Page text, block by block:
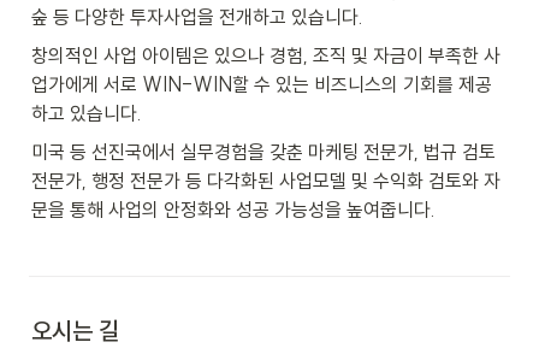
숲 등 다양한 투자사업을 전개하고 있습니다.
창의적인 사업 아이템은 있으나 경험, 조직 및 자금이 부족한 사
업가에게 서로 WIN-WIN할 수 있는 비즈니스의 기회를 제공
하고 있습니다.
미국 등 선진국에서 실무경험을 갖춘 마케팅 전문가, 법규 검토
전문가, 행정 전문가 등 다각화된 사업모델 및 수익화 검토와 자
문을 통해 사업의 안정화와 성공 가능성을 높여줍니다.
오시는 길